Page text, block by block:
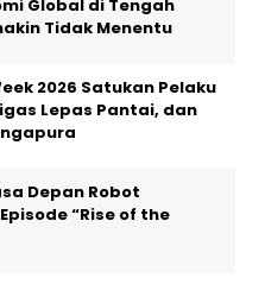
Global di Tengah
Tidak Menentu
2026 Satukan Pelaku
Lepas Pantai, dan
Depan Robot
“Rise of the